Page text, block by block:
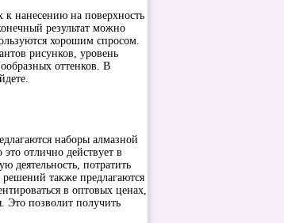
к нанесению на поверхность
результат можно
хорошим спросом.
рисунков, уровень
оттенков. В
наборы алмазной
отлично действует в
деятельность, потратить
также предлагаются
в оптовых ценах,
Это позволит получить